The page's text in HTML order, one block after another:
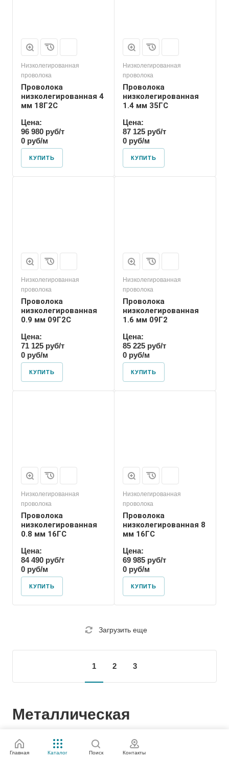
Низколегированная
проволока
Проволока
низколегированная 4
мм 18Г2С
Цена:
96 980 руб/т
0 руб/м
КУПИТЬ
Низколегированная
проволока
Проволока
низколегированная
1.4 мм 35ГС
Цена:
87 125 руб/т
0 руб/м
КУПИТЬ
Низколегированная
проволока
Проволока
низколегированная
0.9 мм 09Г2С
Цена:
71 125 руб/т
0 руб/м
КУПИТЬ
Низколегированная
проволока
Проволока
низколегированная
1.6 мм 09Г2
Цена:
85 225 руб/т
0 руб/м
КУПИТЬ
Низколегированная
проволока
Проволока
низколегированная
0.8 мм 16ГС
Цена:
84 490 руб/т
0 руб/м
КУПИТЬ
Низколегированная
проволока
Проволока
низколегированная 8
мм 16ГС
Цена:
69 985 руб/т
0 руб/м
КУПИТЬ
Загрузить еще
1 2 3
Металлическая
проволока:
Главная Каталог Поиск Контакты